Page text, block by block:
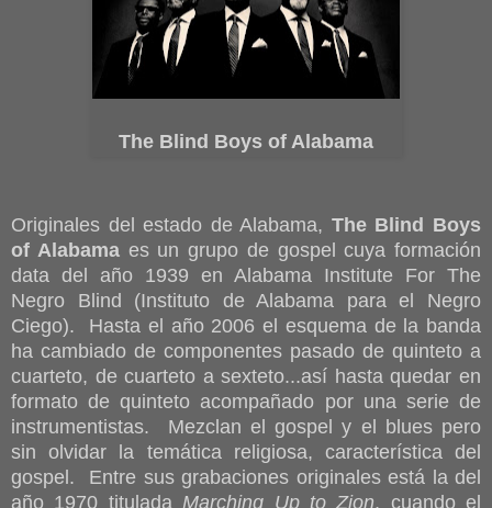
The Blind Boys of Alabama
Originales del estado de Alabama, The Blind Boys
of Alabamaes un grupo de gospel cuya formación
data del año 1939 en Alabama Institute For The
Negro Blind (Instituto de Alabama para el Negro
Ciego). Hasta el año 2006 el esquema de la banda
ha cambiado de componentes pasado de quinteto a
cuarteto, de cuarteto a sexteto...así hasta quedar en
formato de quinteto acompañado por una serie de
instrumentistas. Mezclan el gospel y el blues pero
sin olvidar la temática religiosa, característica del
gospel. Entre sus grabaciones originales está la del
año 1970 titulada Marching Up to Zion, cuando el